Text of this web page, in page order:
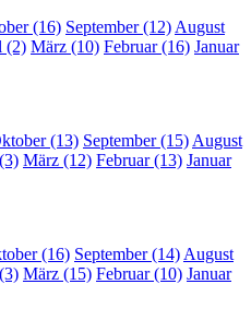
(16) September (12) August
(2) März (10) Februar (16) Januar
(13) September (15) August
März (12) Februar (13) Januar
(16) September (14) August
März (15) Februar (10) Januar